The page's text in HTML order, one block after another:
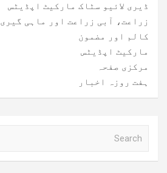
ڈیری لائیو سٹاک مارکیٹ اپڈیٹس
زراعت، آبی زراعت اور ماہی گیری
کالم اور مضمون
مارکیٹ اپڈیٹس
مرکزی صفحہ
ہفت روزہ اخبار